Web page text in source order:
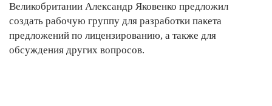
Великобритании Александр Яковенко предложил
создать рабочую группу для разработки пакета
предложений по лицензированию, а также для
обсуждения других вопросов.